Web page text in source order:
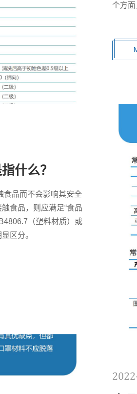
个方
什么？
食品而不会影响其安全
食品，则应满足“食品
（塑料材质）或
区分。